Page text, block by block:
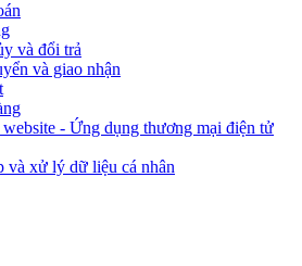
và đổi trả
và giao nhận
- Ứng dụng thương mại điện tử
và xử lý dữ liệu cá nhân